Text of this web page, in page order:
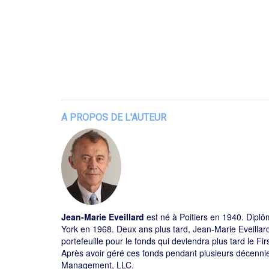
A PROPOS DE L'AUTEUR
Jean-Marie Eveillard est né à Poitiers en 1940.
York en 1968. Deux ans plus tard, Jean-Marie
portefeuille pour le fonds qui deviendra plus tard le
Après avoir géré ces fonds pendant plusieurs
Management, LLC.